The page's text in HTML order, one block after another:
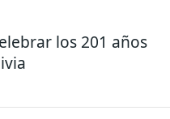
los 201 años